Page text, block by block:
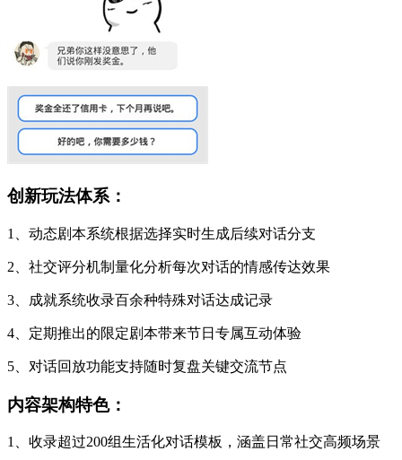
创新玩法体系：
1、动态剧本系统根据选择实时生成后续对话分支
2、社交评分机制量化分析每次对话的情感传达效果
3、成就系统收录百余种特殊对话达成记录
4、定期推出的限定剧本带来节日专属互动体验
5、对话回放功能支持随时复盘关键交流节点
内容架构特色：
1、收录超过200组生活化对话模板，涵盖日常社交高频场景